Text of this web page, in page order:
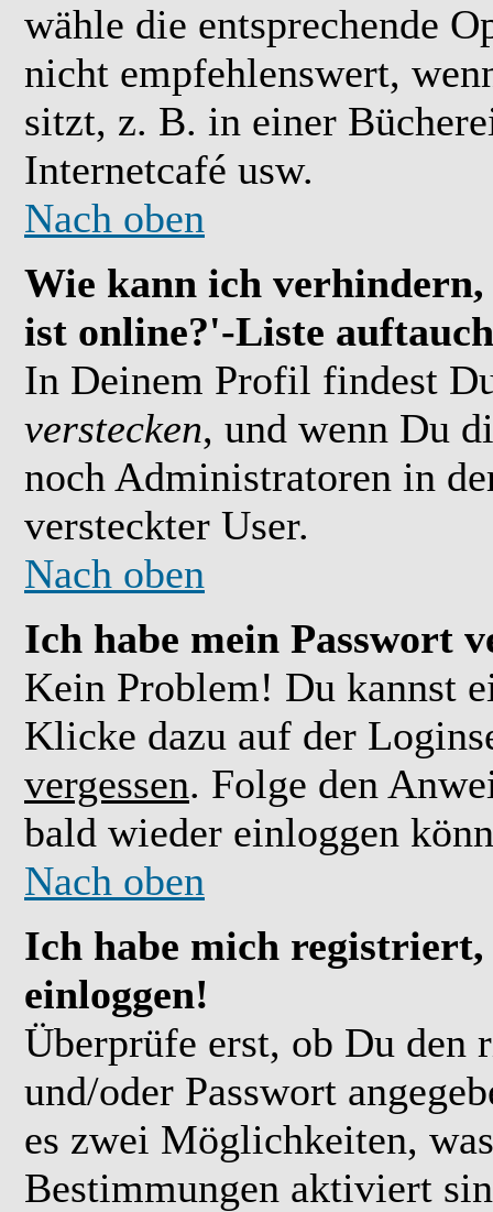
wähle die entsprechende
nicht empfehlenswert,
sitzt, z. B. in einer
Internetcafé usw.
Nach oben
Wie kann ich
ist online?'-Liste
In Deinem Profil findest
verstecken, und wenn Du
noch Administratoren in
versteckter User.
Nach oben
Ich habe mein Passwort
Kein Problem! Du kannst
Klicke dazu auf der
vergessen. Folge den
bald wieder einloggen
Nach oben
Ich habe mich
einloggen!
Überprüfe erst, ob Du den
und/oder Passwort
es zwei Möglichkeiten,
Bestimmungen aktiviert